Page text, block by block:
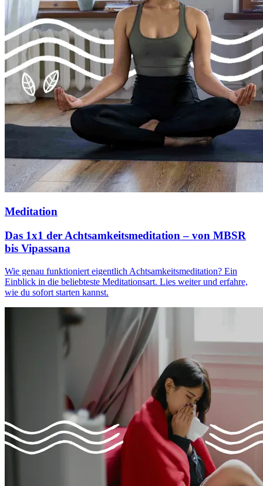
Meditation
Das 1x1 der Achtsamkeitsmeditation – von MBSR
bis Vipassana
Wie genau funktioniert eigentlich Achtsamkeitsmeditation? Ein
Einblick in die beliebteste Meditationsart. Lies weiter und erfahre,
wie du sofort starten kannst.